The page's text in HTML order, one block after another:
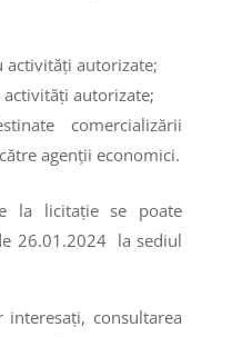
autorizate;
autorizate;
comercializării
agenții economici.
la licitaţie se poate
26.01.2024 la sediul
consultarea